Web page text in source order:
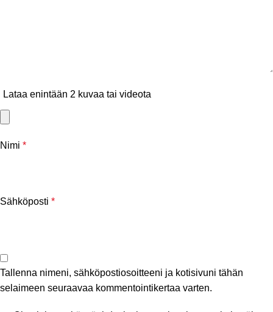
Lataa enintään 2 kuvaa tai videota
Nimi *
Sähköposti *
Tallenna nimeni, sähköpostiosoitteeni ja kotisivuni tähän
selaimeen seuraavaa kommentointikertaa varten.